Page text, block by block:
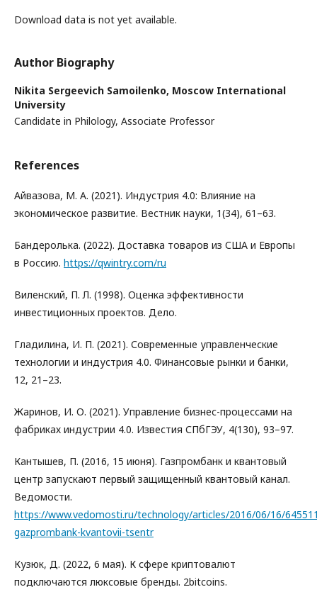
Download data is not yet available.
Author Biography
Nikita Sergeevich Samoilenko, Moscow International
University
Candidate in Philology, Associate Professor
References
Айвазова, М. А. (2021). Индустрия 4.0: Влияние на
экономическое развитие. Вестник науки, 1(34), 61–63.
Бандеролька. (2022). Доставка товаров из США и Европы
в Россию. https://qwintry.com/ru
Виленский, П. Л. (1998). Оценка эффективности
инвестиционных проектов. Дело.
Гладилина, И. П. (2021). Современные управленческие
технологии и индустрия 4.0. Финансовые рынки и банки,
12, 21–23.
Жаринов, И. О. (2021). Управление бизнес-процессами на
фабриках индустрии 4.0. Известия СПбГЭУ, 4(130), 93–97.
Кантышев, П. (2016, 15 июня). Газпромбанк и квантовый
центр запускают первый защищенный квантовый канал.
Ведомости.
https://www.vedomosti.ru/technology/articles/2016/06/16/
gazprombank-kvantovii-tsentr
Кузюк, Д. (2022, 6 мая). К сфере криптовалют
подключаются люксовые бренды. 2bitcoins.